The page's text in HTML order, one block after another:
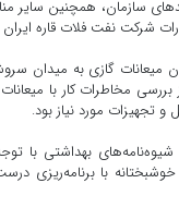
سازمان، همچنین سایر
شرکت نفت فلات قاره
میعانات گازی به میدان
مخاطرات کار با
تجهیزات مورد نیاز بود.
بهداشتی
با برنامه‌ریزی